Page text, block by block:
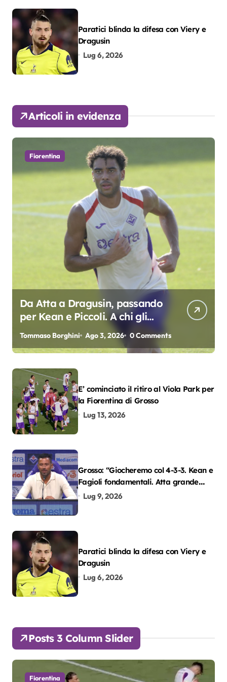
Paratici blinda la difesa con Viery e
Dragusin
Lug 6, 2026
Articoli in evidenza
Fiorentina
Da Atta a Dragusin, passando
per Kean e Piccoli. A chi gli
oscar del precampionato?
Tommaso Borghini Ago 3, 2026 0 Comments
E’ cominciato il ritiro al Viola Park per
la Fiorentina di Grosso
Lug 13, 2026
Grosso: “Giocheremo col 4-3-3. Kean e
Fagioli fondamentali. Atta grande
colpo”
Lug 9, 2026
Paratici blinda la difesa con Viery e
Dragusin
Lug 6, 2026
Posts 3 Column Slider
Fiorentina